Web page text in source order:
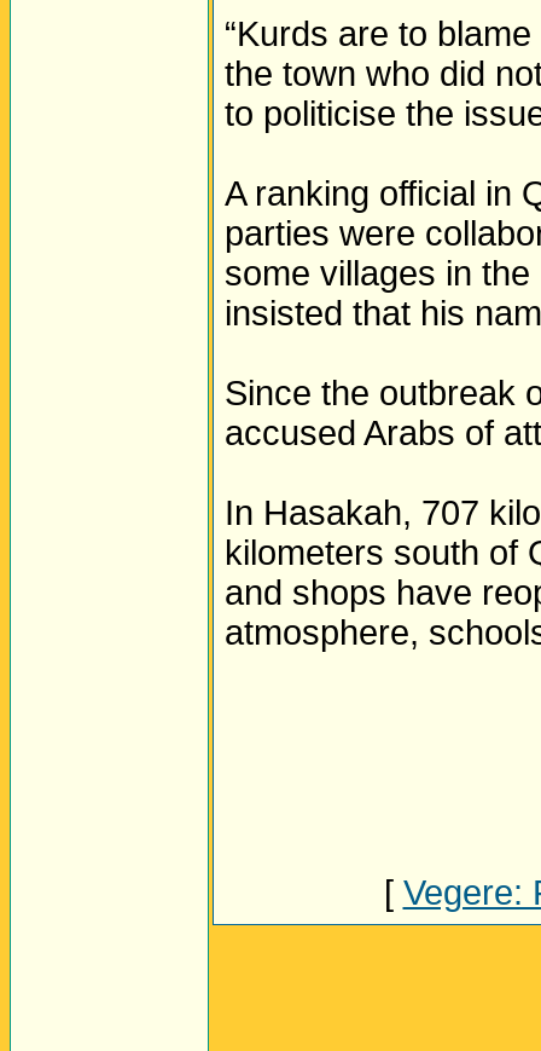
“Kurds are to
the town who did
to politicise the
A ranking official in
parties were
some villages in
insisted that his
Since the outbreak
accused Arabs of
In Hasakah, 707
kilometers south of
and shops have
atmosphere,
[ Vegere: